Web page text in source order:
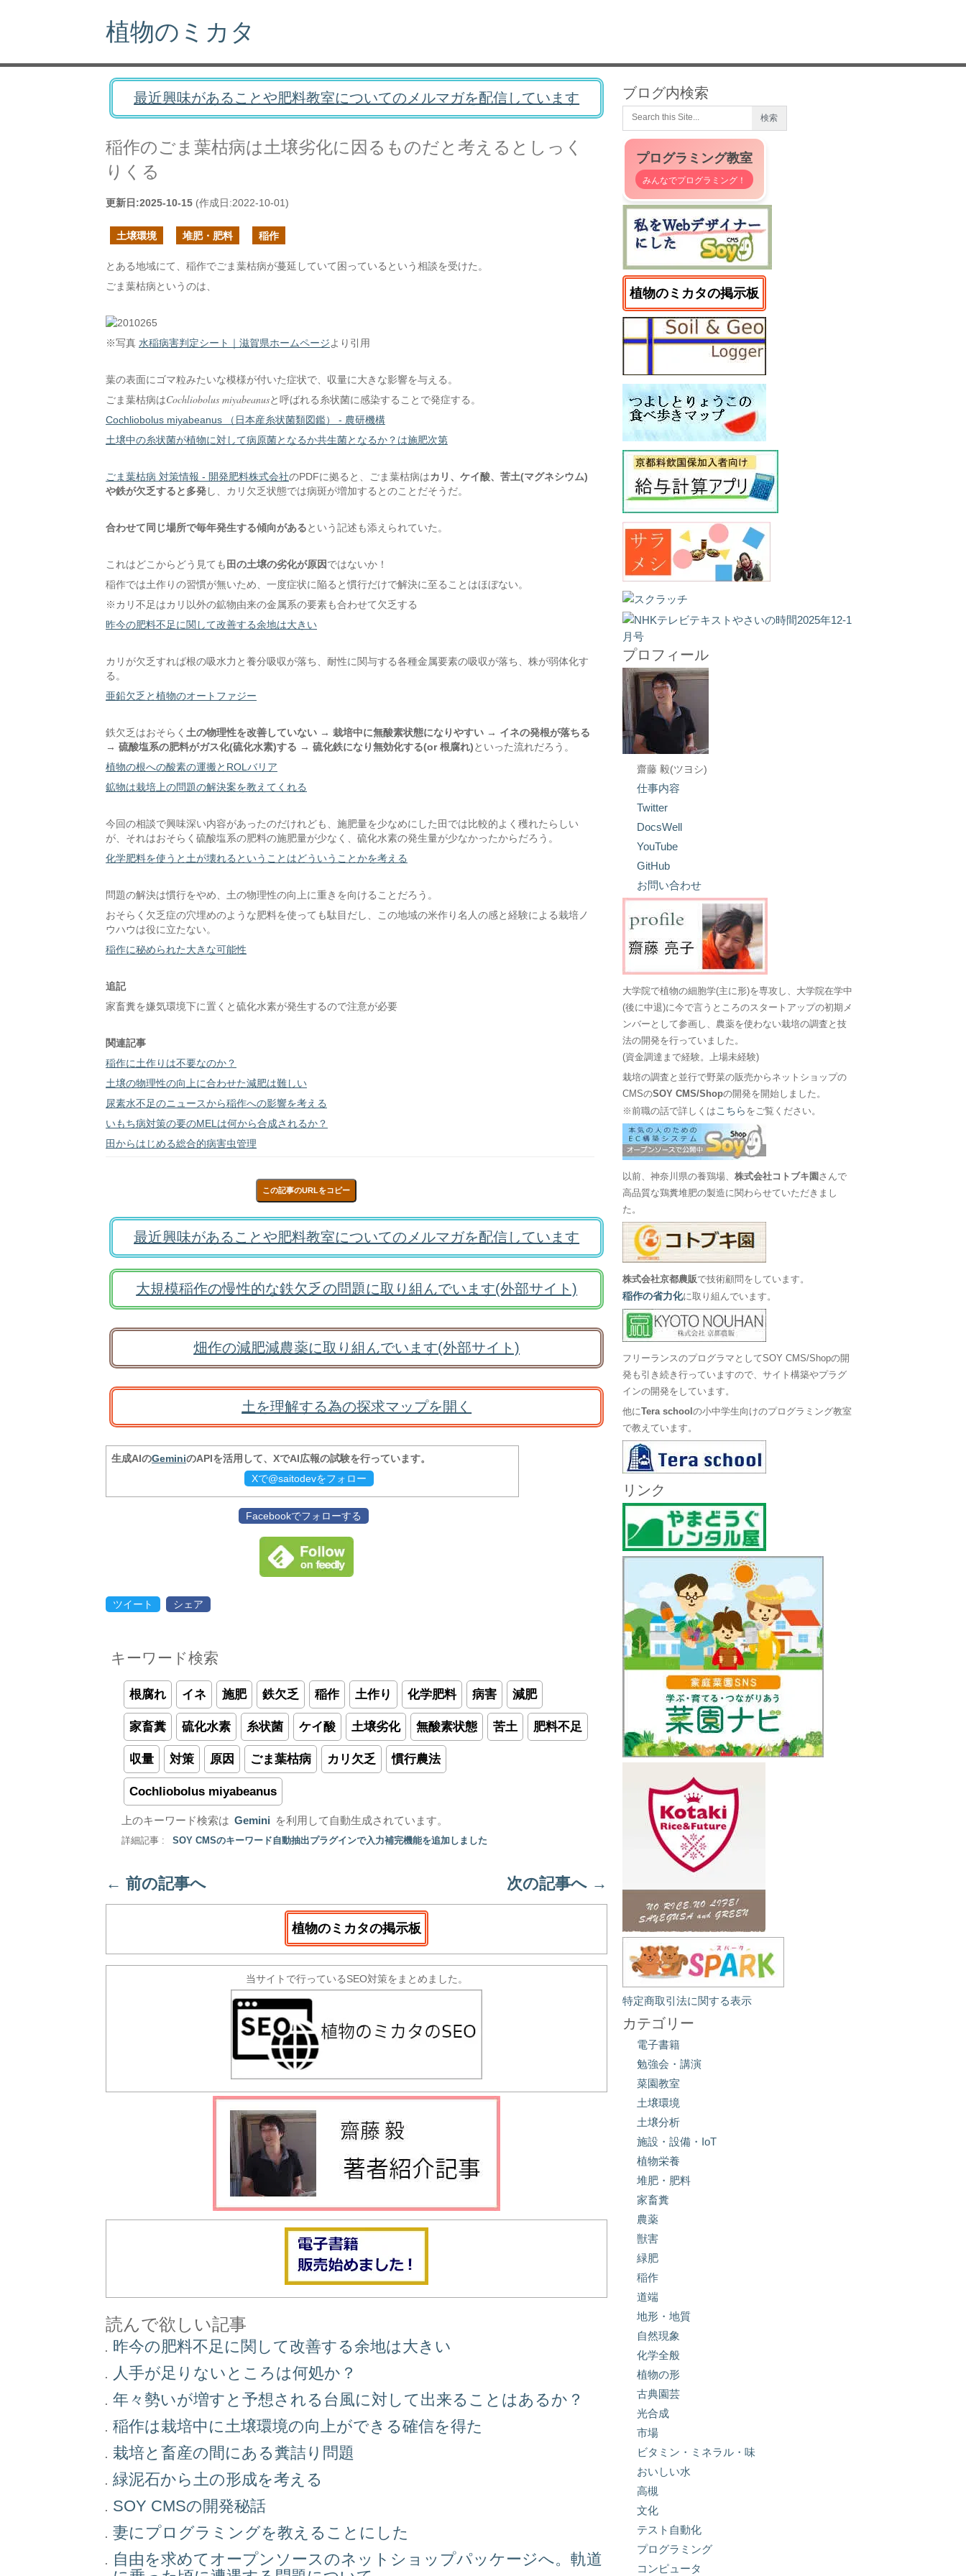
植物のミカタ
最近興味があることや肥料教室についてのメルマガを配信しています
稲作のごま葉枯病は土壌劣化に因るものだと考えるとしっく
りくる
更新日:2025-10-15 (作成日:2022-10-01)
土壌環境 堆肥・肥料 稲作
とある地域にて、稲作でごま葉枯病が蔓延していて困っているという相談を受けた。
ごま葉枯病というのは、
※写真 水稲病害判定シート｜滋賀県ホームページより引用
葉の表面にゴマ粒みたいな模様が付いた症状で、収量に大きな影響を与える。
ごま葉枯病はCochliobolus miyabeanusと呼ばれる糸状菌に感染することで発症する。
Cochliobolus miyabeanus （日本産糸状菌類図鑑） - 農研機構
土壌中の糸状菌が植物に対して病原菌となるか共生菌となるか？は施肥次第
ごま葉枯病 対策情報 - 開発肥料株式会社のPDFに拠ると、ごま葉枯病はカリ、ケイ酸、苦土(マグネシウム)
や鉄が欠乏すると多発し、カリ欠乏状態では病斑が増加するとのことだそうだ。
合わせて同じ場所で毎年発生する傾向があるという記述も添えられていた。
これはどこからどう見ても 田の土壌の劣化が原因ではないか！
稲作では土作りの習慣が無いため、一度症状に陥ると慣行だけで解決に至ることはほぼない。
※カリ不足はカリ以外の鉱物由来の金属系の要素も合わせて欠乏する
昨今の肥料不足に関して改善する余地は大きい
カリが欠乏すれば根の吸水力と養分吸収が落ち、耐性に関与する各種金属要素の吸収が落ち、株が弱体化す
る。
亜鉛欠乏と植物のオートファジー
鉄欠乏はおそらく 土の物理性を改善していない → 栽培中に無酸素状態になりやすい → イネの発根が落ちる
→ 硫酸塩系の肥料がガス化(硫化水素)する → 硫化鉄になり無効化する(or 根腐れ)といった流れだろう。
植物の根への酸素の運搬とROLバリア
鉱物は栽培上の問題の解決案を教えてくれる
今回の相談で興味深い内容があったのだけれども、施肥量を少なめにした田では比較的よく穫れたらしい
が、それはおそらく硫酸塩系の肥料の施肥量が少なく、硫化水素の発生量が少なかったからだろう。
化学肥料を使うと土が壊れるということはどういうことかを考える
問題の解決は慣行をやめ、土の物理性の向上に重きを向けることだろう。
おそらく欠乏症の穴埋めのような肥料を使っても駄目だし、この地域の米作り名人の感と経験による栽培ノ
ウハウは役に立たない。
稲作に秘められた大きな可能性
追記
家畜糞を嫌気環境下に置くと硫化水素が発生するので注意が必要
関連記事
稲作に土作りは不要なのか？
土壌の物理性の向上に合わせた減肥は難しい
尿素水不足のニュースから稲作への影響を考える
いもち病対策の要のMELは何から合成されるか？
田からはじめる総合的病害虫管理
この記事のURLをコピー
最近興味があることや肥料教室についてのメルマガを配信しています
大規模稲作の慢性的な鉄欠乏の問題に取り組んでいます(外部サイト)
畑作の減肥減農薬に取り組んでいます(外部サイト)
土を理解する為の探求マップを開く
生成AIのGeminiのAPIを活用して、XでAI広報の試験を行っています。
Xで@saitodevをフォロー
Facebookでフォローする
ツイート シェア
キーワード検索
根腐れ イネ 施肥 鉄欠乏 稲作 土作り 化学肥料 病害 減肥
家畜糞 硫化水素 糸状菌 ケイ酸 土壌劣化 無酸素状態 苦土 肥料不足
収量 対策 原因 ごま葉枯病 カリ欠乏 慣行農法
Cochliobolus miyabeanus
上のキーワード検索は Gemini を利用して自動生成されています。
詳細記事 : SOY CMSのキーワード自動抽出プラグインで入力補完機能を追加しました
← 前の記事へ 次の記事へ →
植物のミカタの掲示板
当サイトで行っているSEO対策をまとめました。
読んで欲しい記事
昨今の肥料不足に関して改善する余地は大きい
人手が足りないところは何処か？
年々勢いが増すと予想される台風に対して出来ることはあるか？
稲作は栽培中に土壌環境の向上ができる確信を得た
栽培と畜産の間にある糞詰り問題
緑泥石から土の形成を考える
SOY CMSの開発秘話
妻にプログラミングを教えることにした
自由を求めてオープンソースのネットショップパッケージへ。軌道
ブログ内検索
プログラミング教室
みんなでプログラミング！
植物のミカタの掲示板
プロフィール
齋藤 毅(ツヨシ)
仕事内容
Twitter
DocsWell
YouTube
GitHub
お問い合わせ
大学院で植物の細胞学(主に形)を専攻し、大学院在学中
(後に中退)に今で言うところのスタートアップの初期メ
ンバーとして参画し、農薬を使わない栽培の調査と技
法の開発を行っていました。
(資金調達まで経験。上場未経験)
栽培の調査と並行で野菜の販売からネットショップの
CMSのSOY CMS/Shopの開発を開始しました。
※前職の話で詳しくは こちら をご覧ください。
以前、神奈川県の養鶏場、株式会社コトブキ園 さんで
高品質な鶏糞堆肥の製造に関わらせていただきまし
た。
株式会社京都農販で技術顧問をしています。
稲作の省力化に取り組んでいます。
フリーランスのプログラマとしてSOY CMS/Shopの開
発も引き続き行っていますので、サイト構築やプラグ
インの開発をしています。
他にTera schoolの小中学生向けのプログラミング教室
で教えています。
リンク
特定商取引法に関する表示
カテゴリー
電子書籍
勉強会・講演
菜園教室
土壌環境
土壌分析
施設・設備・IoT
植物栄養
堆肥・肥料
家畜糞
農薬
獣害
緑肥
稲作
道端
地形・地質
自然現象
化学全般
植物の形
古典園芸
光合成
市場
ビタミン・ミネラル・味
おいしい水
高槻
文化
テスト自動化
プログラミング
コンピュータ